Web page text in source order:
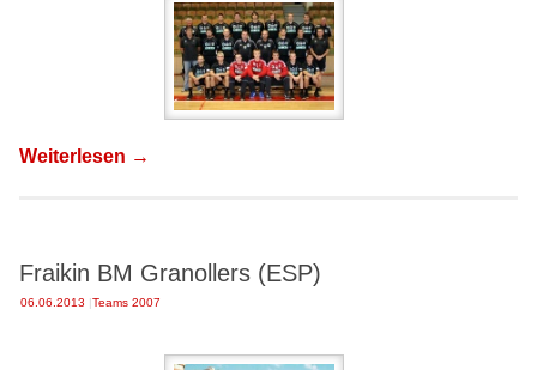
Weiterlesen →
Fraikin BM Granollers (ESP)
06.06.2013 |Teams 2007